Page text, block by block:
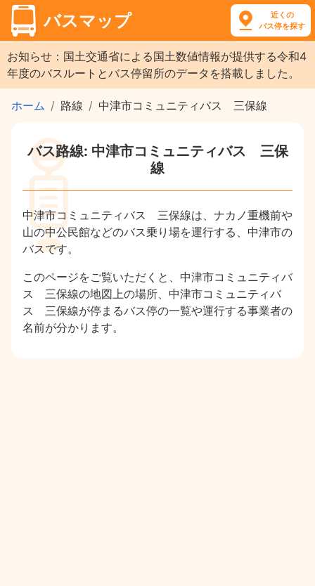
バスマップ
近くの
バス停を探す
お知らせ：国土交通省による国土数値情報が提供する令和4
年度のバスルートとバス停留所のデータを搭載しました。
ホーム 路線 中津市コミュニティバス 三保線
バス路線: 中津市コミュニティバス 三保
線
中津市コミュニティバス 三保線は、ナカノ重機前や
山の中公民館などのバス乗り場を運行する、中津市の
バスです。
このページをご覧いただくと、中津市コミュニティバ
ス 三保線の地図上の場所、中津市コミュニティバ
ス 三保線が停まるバス停の一覧や運行する事業者の
名前が分かります。